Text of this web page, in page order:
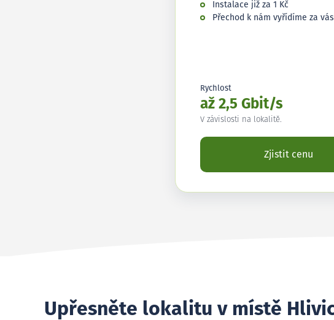
Instalace již za 1 Kč
Přechod k nám vyřídíme za vás
Rychlost
až 2,5 Gbit/s
V závislosti na lokalitě.
Zjistit cenu
Upřesněte lokalitu v místě